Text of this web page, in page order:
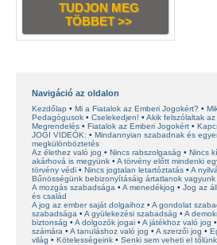
TUDJON MEG
TÖBBET >>
Navigáció az oldalon
Kezdőlap Mi a Fiatalok az Emberi Jogokért?
Pedagógusok
Cselekedjen! Akik felszólaltak
Megrendelés
Fiatalok az Emberi Jogokért
JOGI VIDEÓK:
Mindannyian szabadnak és
megkülönböztetés
Az élethez való jog
Nincs rabszolgaság Nincs
akárhová is megyünk
A törvény előtt mindenki
törvény védi
Nincs jogtalan letartóztatás
A
Bűnösségünk bebizonyításáig ártatlanok vagyunk
A mozgás szabadsága
A menedékjog Jog az
és család
A jog az ember saját dolgaihoz
A gondolat
szabadsága
A gyülekezési szabadság A
biztonság
A dolgozók jogai A játékhoz való jog
számára
A tanuláshoz való jog A szerzői jog
világ
Kötelességeink Senki sem veheti el